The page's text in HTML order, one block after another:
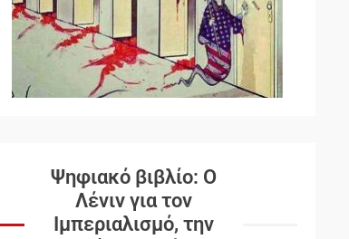
Ψηφιακό βιβλίο: Ο
Λένιν για τον
Ιμπεριαλισμό, την